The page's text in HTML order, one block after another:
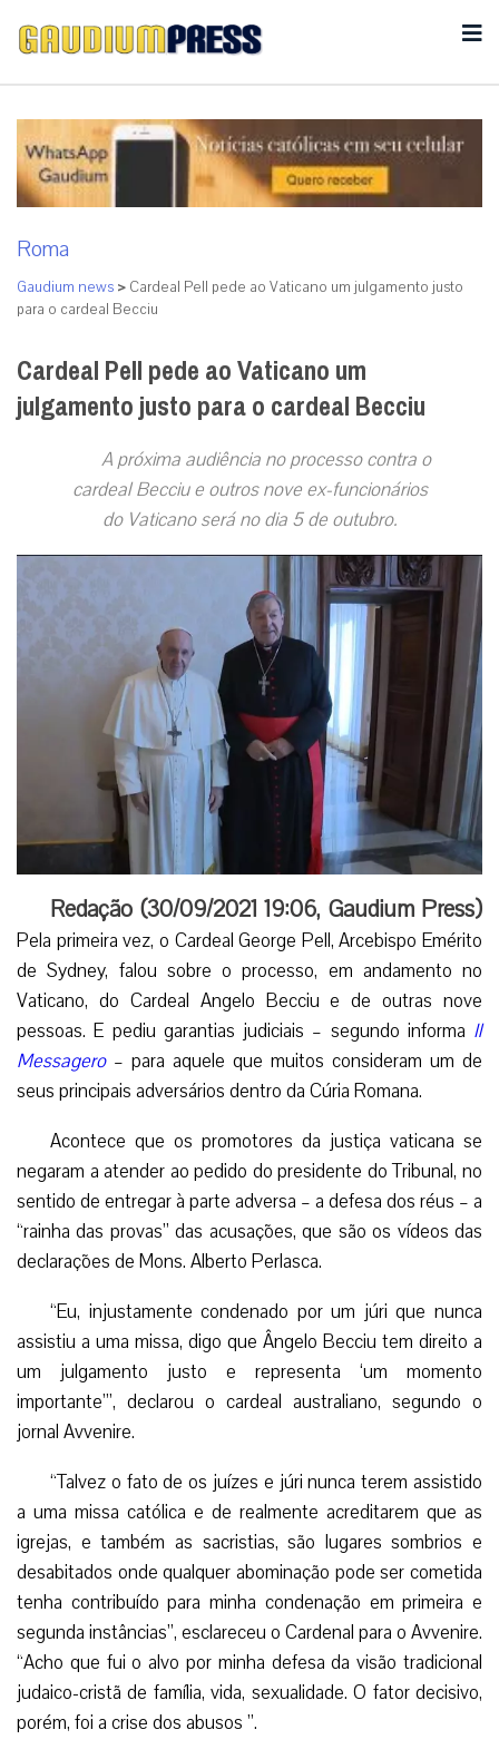
Roma
Gaudium news > Cardeal Pell pede ao Vaticano um julgamento justo
para o cardeal Becciu
Cardeal Pell pede ao Vaticano um
julgamento justo para o cardeal Becciu
A próxima audiência no processo contra o
cardeal Becciu e outros nove ex-funcionários
do Vaticano será no dia 5 de outubro.
Redação (30/09/2021 19:06, Gaudium Press)
Pela primeira vez, o Cardeal George Pell, Arcebispo Emérito
de Sydney, falou sobre o processo, em andamento no
Vaticano, do Cardeal Angelo Becciu e de outras nove
pessoas. E pediu garantias judiciais – segundo informa Il
Messagero– para aquele que muitos consideram um de
seus principais adversários dentro da Cúria Romana.
Acontece que os promotores da justiça vaticana se
negaram a atender ao pedido do presidente do Tribunal, no
sentido de entregar à parte adversa – a defesa dos réus – a
“rainha das provas” das acusações, que são os vídeos das
declarações de Mons. Alberto Perlasca.
“Eu, injustamente condenado por um júri que nunca
assistiu a uma missa, digo que Ângelo Becciu tem direito a
um julgamento justo e representa ‘um momento
importante’”, declarou o cardeal australiano, segundo o
jornal Avvenire.
“Talvez o fato de os juízes e júri nunca terem assistido
a uma missa católica e de realmente acreditarem que as
igrejas, e também as sacristias, são lugares sombrios e
desabitados onde qualquer abominação pode ser cometida
tenha contribuído para minha condenação em primeira e
segunda instâncias”, esclareceu o Cardenal para o Avvenire.
“Acho que fui o alvo por minha defesa da visão tradicional
judaico-cristã de família, vida, sexualidade. O fator decisivo,
porém, foi a crise dos abusos ”.